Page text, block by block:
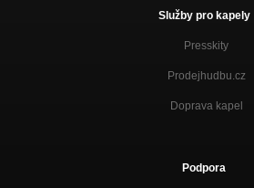
Služby pro kapely
Presskity
Prodejhudbu.cz
Doprava kapel
Podpora